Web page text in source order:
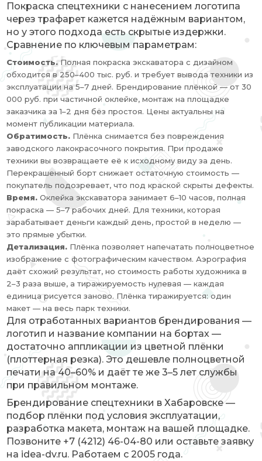
Покраска спецтехники с нанесением логотипа
через трафарет кажется надёжным вариантом,
но у этого подхода есть скрытые издержки.
Сравнение по ключевым параметрам:
Стоимость. Полная покраска экскаватора с дизайном
обходится в 250–400 тыс. руб. и требует вывода техники из
эксплуатации на 5–7 дней. Брендирование плёнкой — от 30
000 руб. при частичной оклейке, монтаж на площадке
заказчика за 1–2 дня без простоя. Цены актуальны на
момент публикации материала.
Обратимость. Плёнка снимается без повреждения
заводского лакокрасочного покрытия. При продаже
техники вы возвращаете её к исходному виду за день.
Перекрашенный борт снижает остаточную стоимость —
покупатель подозревает, что под краской скрыты дефекты.
Время. Оклейка экскаватора занимает 6–10 часов, полная
покраска — 5–7 рабочих дней. Для техники, которая
зарабатывает деньги каждый день, простой в неделю —
это прямые убытки.
Детализация. Плёнка позволяет напечатать полноцветное
изображение с фотографическим качеством. Аэрография
даёт схожий результат, но стоимость работы художника в
2–3 раза выше, а тиражируемость нулевая — каждая
единица рисуется заново. Плёнка тиражируется: один
макет — на весь парк техники.
Для отработанных вариантов брендирования —
логотип и название компании на бортах —
достаточно аппликации из цветной плёнки
(плоттерная резка). Это дешевле полноцветной
печати на 40–60% и даёт те же 3–5 лет службы
при правильном монтаже.
Брендирование спецтехники в Хабаровске —
подбор плёнки под условия эксплуатации,
разработка макета, монтаж на вашей площадке.
Позвоните +7 (4212) 46-04-80 или оставьте заявку
на idea-dv.ru. Работаем с 2005 года.